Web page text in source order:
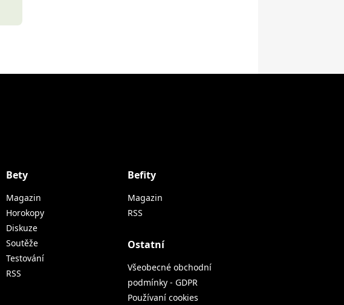
Bety
Magazin
Horokopy
Diskuze
Soutěže
Testování
RSS
Befity
Magazin
RSS
Ostatní
Všeobecné obchodní
podmínky - GDPR
Používaní cookies